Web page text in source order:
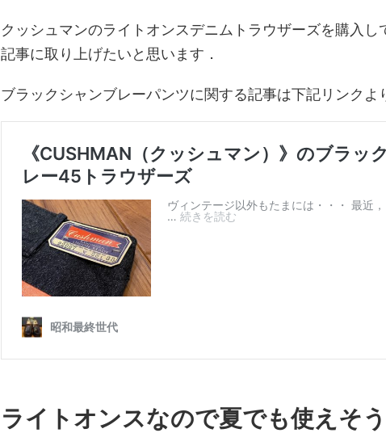
クッシュマンのライトオンスデニムトラウザーズを購入し
記事に取り上げたいと思います．
ブラックシャンブレーパンツに関する記事は下記リンクよ
ライトオンスなので夏でも使えそう